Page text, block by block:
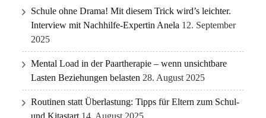
Schule ohne Drama! Mit diesem Trick wird’s leichter.
Interview mit Nachhilfe-Expertin Anela 12. September
2025
Mental Load in der Paartherapie – wenn unsichtbare
Lasten Beziehungen belasten 28. August 2025
Routinen statt Überlastung: Tipps für Eltern zum Schul-
und Kitastart 14. August 2025